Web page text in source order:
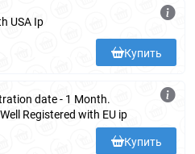
USA Ip
Купить
date - 1 Month.
Registered with EU ip
Купить